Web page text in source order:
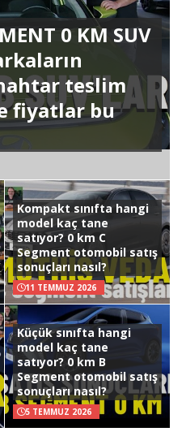
0 KM SUV
teslim
fiyatlar bu
Kompakt sınıfta hangi
model kaç tane
satıyor? 0 km C
Segment otomobil satış
sonuçları nasıl?
11 TEMMUZ 2026
Küçük sınıfta hangi
model kaç tane
satıyor? 0 km B
Segment otomobil satış
sonuçları nasıl?
5 TEMMUZ 2026